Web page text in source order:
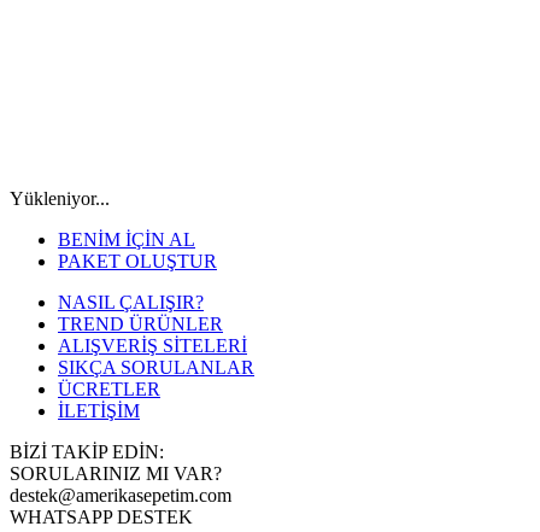
Yükleniyor...
BENİM İÇİN AL
PAKET OLUŞTUR
NASIL ÇALIŞIR?
TREND ÜRÜNLER
ALIŞVERİŞ SİTELERİ
SIKÇA SORULANLAR
ÜCRETLER
İLETİŞİM
BİZİ TAKİP EDİN:
SORULARINIZ MI VAR?
destek@amerikasepetim.com
WHATSAPP DESTEK